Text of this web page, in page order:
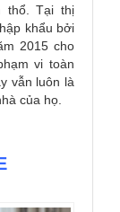
thổ. Tại thị
khẩu bởi
2015 cho
vi toàn
vẫn luôn là
của họ.